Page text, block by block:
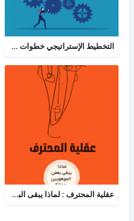
التخطيط الإستراتيجي خطوات ومعرفة: الدليل الإرشادي والبرنامج العملي للتخطيط
عقلية المحترف : لماذا يبقى البعض هواة رغم الموهبة؟